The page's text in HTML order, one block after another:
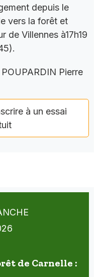
depuis le
vers la forêt et
de Villennes à17h19
POUPARDIN Pierre
à un essai
de Carnelle :